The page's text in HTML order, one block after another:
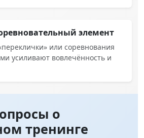
элемент
или соревнования
усиливают вовлечённость и
о
тренинге